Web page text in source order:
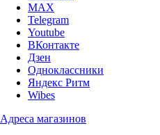
MAX
Telegram
Youtube
ВКонтакте
Дзен
Одноклассники
Яндекс Ритм
Wibes
Адреса магазинов